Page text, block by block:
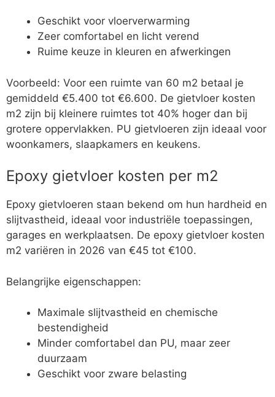
Geschikt voor vloerverwarming
Zeer comfortabel en licht verend
Ruime keuze in kleuren en afwerkingen
Voorbeeld: Voor een ruimte van 60 m2 betaal je
gemiddeld €5.400 tot €6.600. De gietvloer kosten
m2 zijn bij kleinere ruimtes tot 40% hoger dan bij
grotere oppervlakken. PU gietvloeren zijn ideaal voor
woonkamers, slaapkamers en keukens.
Epoxy gietvloer kosten per m2
Epoxy gietvloeren staan bekend om hun hardheid en
slijtvastheid, ideaal voor industriële toepassingen,
garages en werkplaatsen. De epoxy gietvloer kosten
m2 variëren in 2026 van €45 tot €100.
Belangrijke eigenschappen:
Maximale slijtvastheid en chemische
bestendigheid
Minder comfortabel dan PU, maar zeer
duurzaam
Geschikt voor zware belasting